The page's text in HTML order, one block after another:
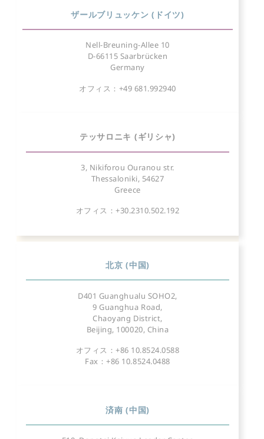
ザールブリュッケン (ドイツ)
Nell-Breuning-Allee 10
D-66115 Saarbrücken
Germany
オフィス：+49 681.992940
テッサロニキ (ギリシャ)
3, Nikiforou Ouranou str.
Thessaloniki, 54627
Greece
オフィス：+30.2310.502.192
北京 (中国)
D401 Guanghualu SOHO2,
9 Guanghua Road,
Chaoyang District,
Beijing, 100020, China
オフィス：+86 10.8524.0588
Fax：+86 10.8524.0488
済南 (中国)